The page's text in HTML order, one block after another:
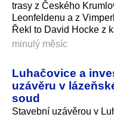
trasy z Českého
Leonfeldenu a z
Řekl to David Hocke z
minulý měsíc
Luhačovice a
uzávěru v
soud
Stavební uzávěrou v